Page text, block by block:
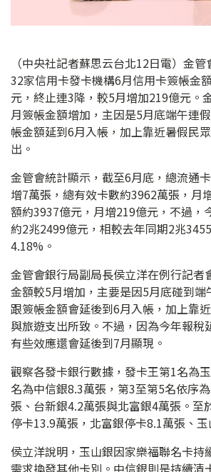
（中央社記者蘇思云台北12日電）金
32家信用卡發卡機構6月信用卡簽帳金
元，終止連3降，較5月增加219億元。
月簽帳金額增加，主因是5月底端午連
帳金額延到6月入帳，加上靠近暑假民
出。
金管會統計顯示，截至6月底，總流通
增7萬張，總有效卡數約3962萬張，月
額約3937億元，月增219億元，不過，
約2兆2499億元，相較去年同期2兆
4.18%。
金管會銀行局副局長侯立洋在例行記者
金額較5月增加，主要是因5月底碰到端
跟簽帳金額會延後到6月入帳，加上靠
與旅遊支出所致。不過，因為今年報稅
有些效應還會延後到7月顯現。
觀察各發卡銀行數據，發卡王第1名為
名為中信銀8.3萬張，第3至第5名依序
張、台新銀4.2萬張與北富銀4萬張。至
停卡13.9萬張，北富銀停卡8.1萬張、
侯立洋說明，玉山銀因家樂福聯名卡持